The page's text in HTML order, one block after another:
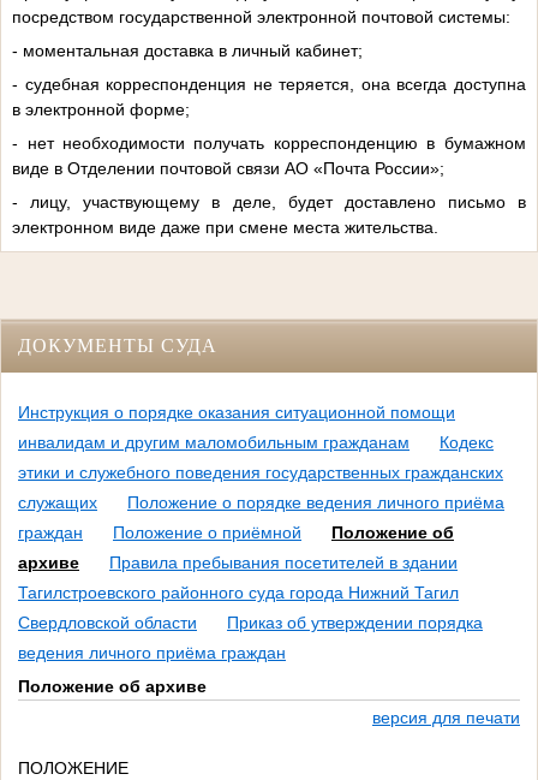
посредством государственной электронной почтовой системы:
- моментальная доставка в личный кабинет;
- судебная корреспонденция не теряется, она всегда доступна
в электронной форме;
- нет необходимости получать корреспонденцию в бумажном
виде в Отделении почтовой связи АО «Почта России»;
- лицу, участвующему в деле, будет доставлено письмо в
электронном виде даже при смене места жительства.
ДОКУМЕНТЫ СУДА
Инструкция о порядке оказания ситуационной помощи
инвалидам и другим маломобильным гражданам
Кодекс
этики и служебного поведения государственных гражданских
служащих
Положение о порядке ведения личного приёма
граждан
Положение о приёмной
Положение об
архиве
Правила пребывания посетителей в здании
Тагилстроевского районного суда города Нижний Тагил
Свердловской области
Приказ об утверждении порядка
ведения личного приёма граждан
Положение об архиве
версия для печати
ПОЛОЖЕНИЕ